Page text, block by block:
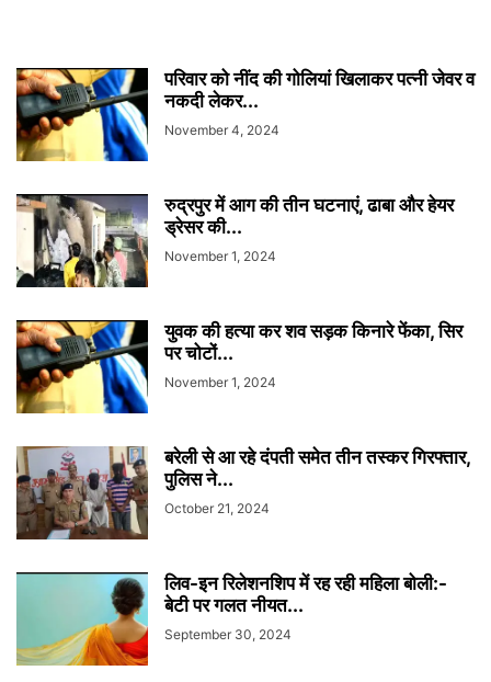
परिवार को नींद की गोलियां खिलाकर पत्नी जेवर व
नकदी लेकर...
November 4, 2024
रुद्रपुर में आग की तीन घटनाएं, ढाबा और हेयर
ड्रेसर की...
November 1, 2024
युवक की हत्या कर शव सड़क किनारे फेंका, सिर
पर चोटों...
November 1, 2024
बरेली से आ रहे दंपती समेत तीन तस्कर गिरफ्तार,
पुलिस ने...
October 21, 2024
लिव-इन रिलेशनशिप में रह रही महिला बोली:-
बेटी पर गलत नीयत...
September 30, 2024